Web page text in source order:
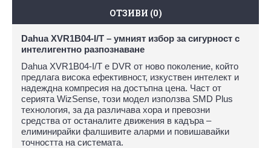
ОТЗИВИ (0)
Dahua XVR1B04-I/T – умният избор за сигурност с
интелигентно разпознаване
Dahua XVR1B04-I/T е DVR от ново поколение, който
предлага висока ефективност, изкуствен интелект и
надеждна компресия на достъпна цена. Част от
серията WizSense, този модел използва SMD Plus
технология, за да различава хора и превозни
средства от останалите движения в кадъра –
елиминирайки фалшивите аларми и повишавайки
точността на системата.